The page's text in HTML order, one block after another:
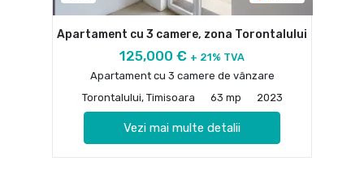
Apartament cu 3 camere, zona Torontalului
125,000 € + 21% TVA
Apartament cu 3 camere de vânzare
Torontalului, Timisoara
63 mp 2023
Vezi mai multe detalii